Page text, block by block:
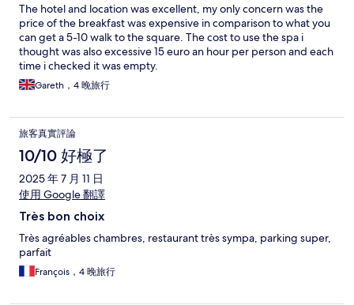
The hotel and location was excellent, my only concern was the
price of the breakfast was expensive in comparison to what you
can get a 5-10 walk to the square. The cost to use the spa i
thought was also excessive 15 euro an hour per person and each
time i checked it was empty.
Gareth，4 晚旅行
旅客真實評論
10/10 好極了
2025 年 7 月 11 日
使用 Google 翻譯
Très bon choix
Très agréables chambres, restaurant très sympa, parking super,
parfait
François，4 晚旅行